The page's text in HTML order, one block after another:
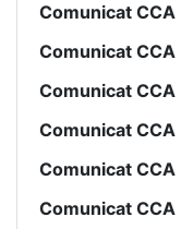
Comunicat CCA
Comunicat CCA
Comunicat CCA
Comunicat CCA
Comunicat CCA
Comunicat CCA